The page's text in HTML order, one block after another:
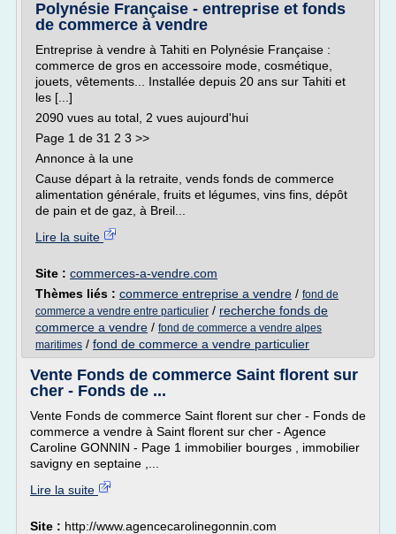
Polynésie Française - entreprise et fonds
de commerce à vendre
Entreprise à vendre à Tahiti en Polynésie Française :
commerce de gros en accessoire mode, cosmétique,
jouets, vêtements... Installée depuis 20 ans sur Tahiti et
les [...]
2090 vues au total, 2 vues aujourd'hui
Page 1 de 31 2 3 >>
Annonce à la une
Cause départ à la retraite, vends fonds de commerce
alimentation générale, fruits et légumes, vins fins, dépôt
de pain et de gaz, à Breil...
Lire la suite
Site : commerces-a-vendre.com
Thèmes liés : commerce entreprise a vendre / fond de
commerce a vendre entre particulier / recherche fonds de
commerce a vendre / fond de commerce a vendre alpes
maritimes / fond de commerce a vendre particulier
Vente Fonds de commerce Saint florent sur
cher - Fonds de ...
Vente Fonds de commerce Saint florent sur cher - Fonds de
commerce a vendre à Saint florent sur cher - Agence
Caroline GONNIN - Page 1 immobilier bourges , immobilier
savigny en septaine ,...
Lire la suite
Site : http://www.agencecarolinegonnin.com